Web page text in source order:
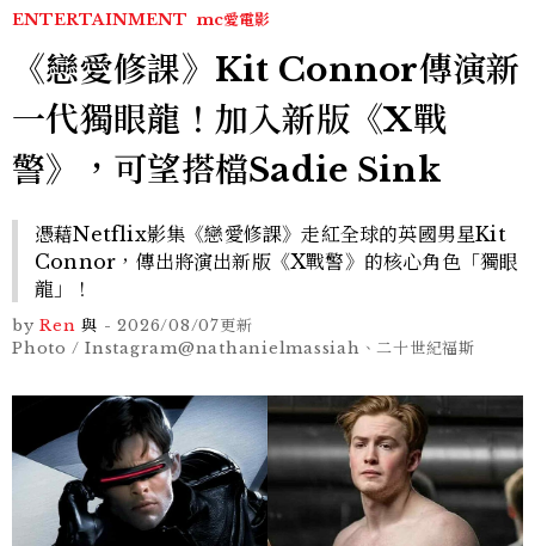
ENTERTAINMENT mc愛電影
《戀愛修課》Kit Connor傳演新
一代獨眼龍！加入新版《X戰
警》，可望搭檔Sadie Sink
憑藉Netflix影集《戀愛修課》走紅全球的英國男星Kit
Connor，傳出將演出新版《X戰警》的核心角色「獨眼
龍」！
by Ren與 -2026/08/07更新
Photo / Instagram@nathanielmassiah、二十世紀福斯